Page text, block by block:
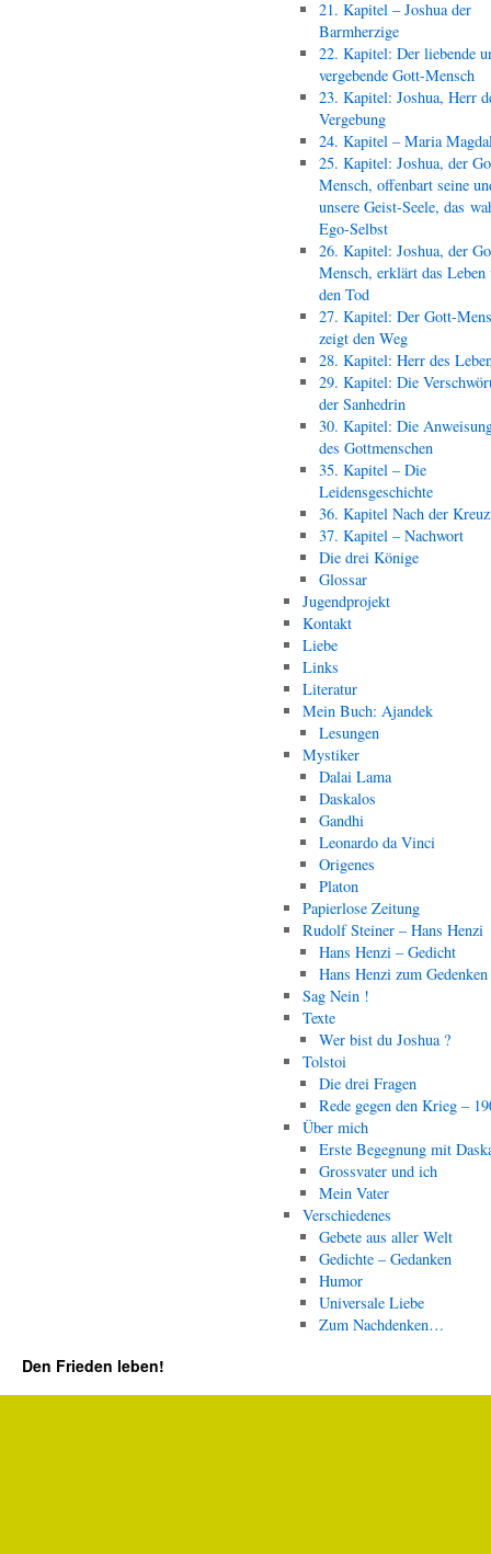
21. Kapitel – Joshua der
Barmherzige
22. Kapitel: Der liebende
vergebende Gott-Mensch
23. Kapitel: Joshua, Herr
Vergebung
24. Kapitel – Maria
25. Kapitel: Joshua, der
Mensch, offenbart seine
unsere Geist-Seele, das
Ego-Selbst
26. Kapitel: Joshua, der
Mensch, erklärt das Leben
den Tod
27. Kapitel: Der Gott-
zeigt den Weg
28. Kapitel: Herr des
29. Kapitel: Die
der Sanhedrin
30. Kapitel: Die
des Gottmenschen
35. Kapitel – Die
Leidensgeschichte
36. Kapitel Nach der
37. Kapitel – Nachwort
Die drei Könige
Glossar
Jugendprojekt
Kontakt
Liebe
Links
Literatur
Mein Buch: Ajandek
Lesungen
Mystiker
Dalai Lama
Daskalos
Gandhi
Leonardo da Vinci
Origenes
Platon
Papierlose Zeitung
Rudolf Steiner – Hans Henzi
Hans Henzi – Gedicht
Hans Henzi zum Gedenken
Sag Nein !
Texte
Wer bist du Joshua ?
Tolstoi
Die drei Fragen
Rede gegen den Krieg –
Über mich
Erste Begegnung mit
Grossvater und ich
Mein Vater
Verschiedenes
Gebete aus aller Welt
Gedichte – Gedanken
Humor
Universale Liebe
Zum Nachdenken…
Den Frieden leben!